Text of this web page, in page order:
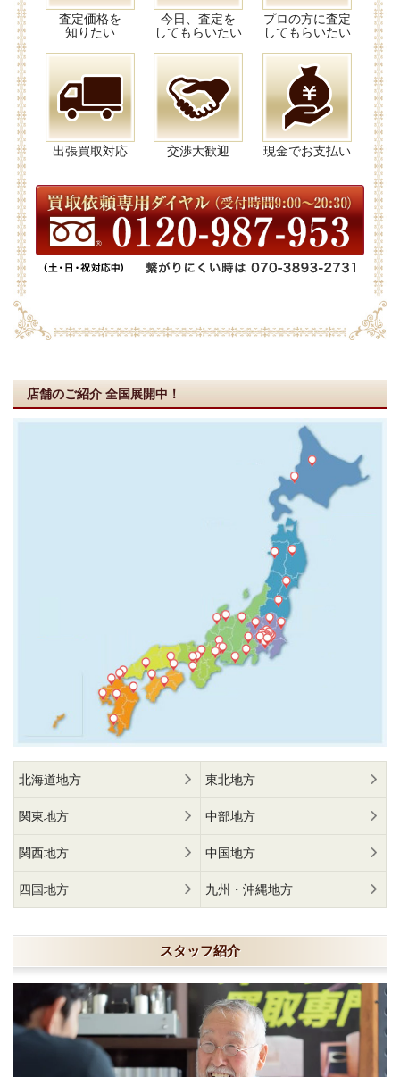
査定価格を
知りたい
今日、査定を
してもらいたい
プロの方に査定
してもらいたい
出張買取対応 交渉大歓迎 現金でお支払い
店舗のご紹介 全国展開中！
北海道地方 東北地方
関東地方 中部地方
関西地方 中国地方
四国地方 九州・沖縄地方
スタッフ紹介